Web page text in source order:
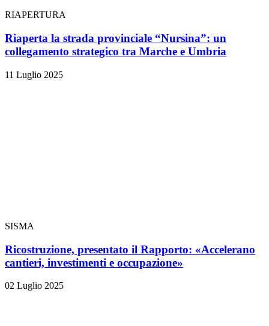
RIAPERTURA
Riaperta la strada provinciale “Nursina”: un
collegamento strategico tra Marche e Umbria
11 Luglio 2025
SISMA
Ricostruzione, presentato il Rapporto: «Accelerano
cantieri, investimenti e occupazione»
02 Luglio 2025